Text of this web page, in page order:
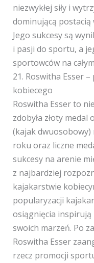
niezwykłej siły i
dominującą
Jego sukcesy są
i pasji do sportu, a
sportowców na
21. Roswitha Esser
kobiecego
Roswitha Esser to
zdobyła złoty
(kajak dwuosobowy)
roku oraz liczne
sukcesy na arenie
z najbardziej
kajakarstwie
popularyzacji
osiągnięcia inspirują
swoich marzeń. Po
Roswitha Esser
rzecz promocji